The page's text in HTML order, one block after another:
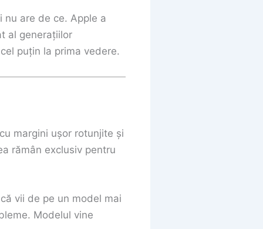
nu are de ce. Apple a
al generațiilor
puțin la prima vedere.
margini ușor rotunjite și
rămân exclusiv pentru
vii de pe un model mai
Modelul vine